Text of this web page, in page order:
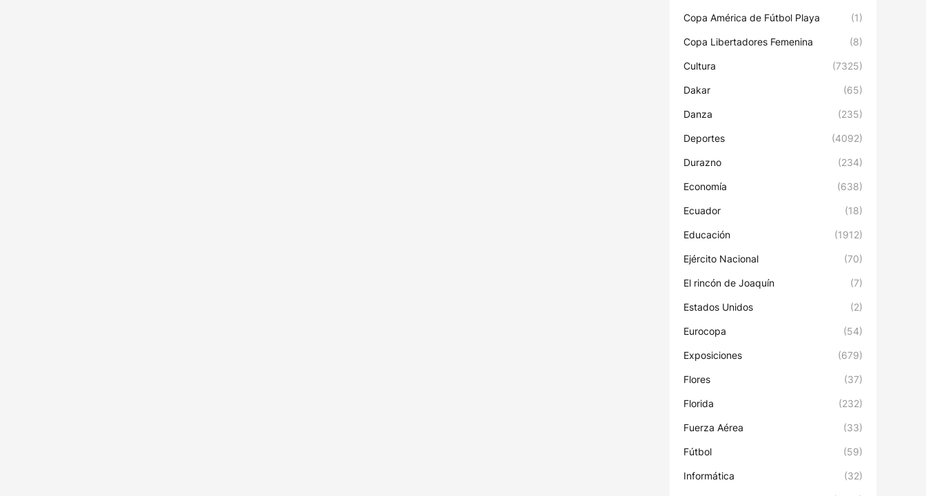
Copa América de Fútbol Playa (1)
Copa Libertadores Femenina (8)
Cultura (7325)
Dakar (65)
Danza (235)
Deportes (4092)
Durazno (234)
Economía (638)
Ecuador (18)
Educación (1912)
Ejército Nacional (70)
El rincón de Joaquín (7)
Estados Unidos (2)
Eurocopa (54)
Exposiciones (679)
Flores (37)
Florida (232)
Fuerza Aérea (33)
Fútbol (59)
Informática (32)